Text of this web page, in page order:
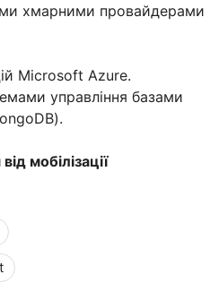
хмарними провайдерами
Microsoft Azure.
управління базами
мобілізації